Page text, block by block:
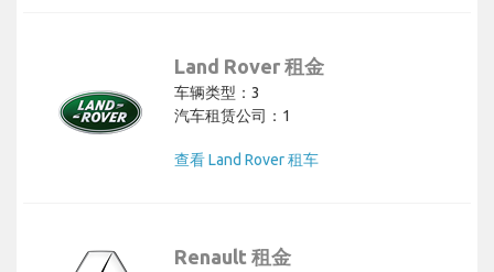
Land Rover 租金
车辆类型：3
汽车租赁公司：1
查看 Land Rover 租车
Renault 租金